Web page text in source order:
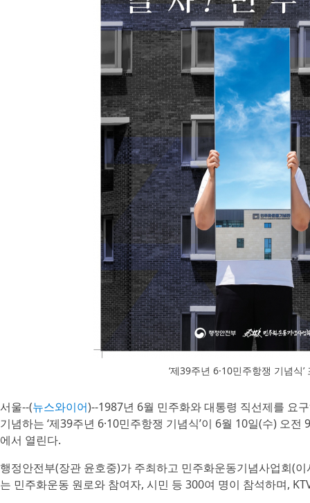
‘제39주년 6·10민주항쟁 기념식’
서울--(뉴스와이어)--1987년 6월 민주화와 대통령 직선제를 요
기념하는 ‘제39주년 6·10민주항쟁 기념식’이 6월 10일(수) 오
에서 열린다.
행정안전부(장관 윤호중)가 주최하고 민주화운동기념사업회(
는 민주화운동 원로와 참여자, 시민 등 300여 명이 참석하며,